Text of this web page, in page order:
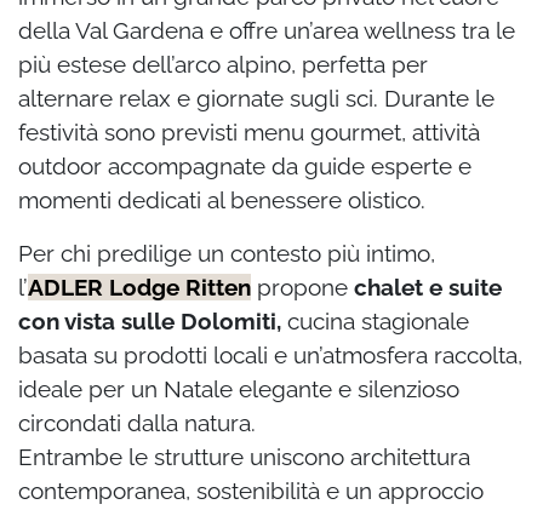
della Val Gardena e offre un’area wellness tra le
più estese dell’arco alpino, perfetta per
alternare relax e giornate sugli sci. Durante le
festività sono previsti menu gourmet, attività
outdoor accompagnate da guide esperte e
momenti dedicati al benessere olistico.
Per chi predilige un contesto più intimo,
l’ADLER Lodge Ritten propone chalet e suite
con vista sulle Dolomiti, cucina stagionale
basata su prodotti locali e un’atmosfera raccolta,
ideale per un Natale elegante e silenzioso
circondati dalla natura.
Entrambe le strutture uniscono architettura
contemporanea, sostenibilità e un approccio